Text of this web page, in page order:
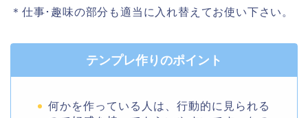
＊仕事･趣味の部分も適当に入れ替えてお使い下さい。
テンプレ作りのポイント
何かを作っている人は、行動的に見られる